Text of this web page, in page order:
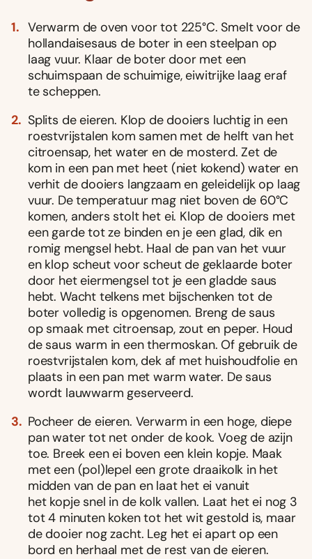
Verwarm de oven voor tot 225°C. Smelt voor de
hollandaisesaus de boter in een steelpan op
laag vuur. Klaar de boter door met een
schuimspaan de schuimige, eiwitrijke laag eraf
te scheppen.
Splits de eieren. Klop de dooiers luchtig in een
roestvrijstalen kom samen met de helft van het
citroensap, het water en de mosterd. Zet de
kom in een pan met heet (niet kokend) water en
verhit de dooiers langzaam en geleidelijk op laag
vuur. De temperatuur mag niet boven de 60°C
komen, anders stolt het ei. Klop de dooiers met
een garde tot ze binden en je een glad, dik en
romig mengsel hebt. Haal de pan van het vuur
en klop scheut voor scheut de geklaarde boter
door het eiermengsel tot je een gladde saus
hebt. Wacht telkens met bijschenken tot de
boter volledig is opgenomen. Breng de saus
op smaak met citroensap, zout en peper. Houd
de saus warm in een thermoskan. Of gebruik de
roestvrijstalen kom, dek af met huishoudfolie en
plaats in een pan met warm water. De saus
wordt lauwwarm geserveerd.
Pocheer de eieren. Verwarm in een hoge, diepe
pan water tot net onder de kook. Voeg de azijn
toe. Breek een ei boven een klein kopje. Maak
met een (pol)lepel een grote draaikolk in het
midden van de pan en laat het ei vanuit
het kopje snel in de kolk vallen. Laat het ei nog 3
tot 4 minuten koken tot het wit gestold is, maar
de dooier nog zacht. Leg het ei apart op een
bord en herhaal met de rest van de eieren.